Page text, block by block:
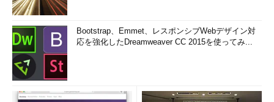
Bootstrap、Emmet、レスポンシブWebデザイン対
応を強化したDreamweaver CC 2015を使ってみ...